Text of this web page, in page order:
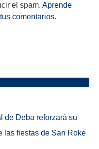
el spam. Aprende
comentarios.
de Deba reforzará su
las fiestas de San Roke